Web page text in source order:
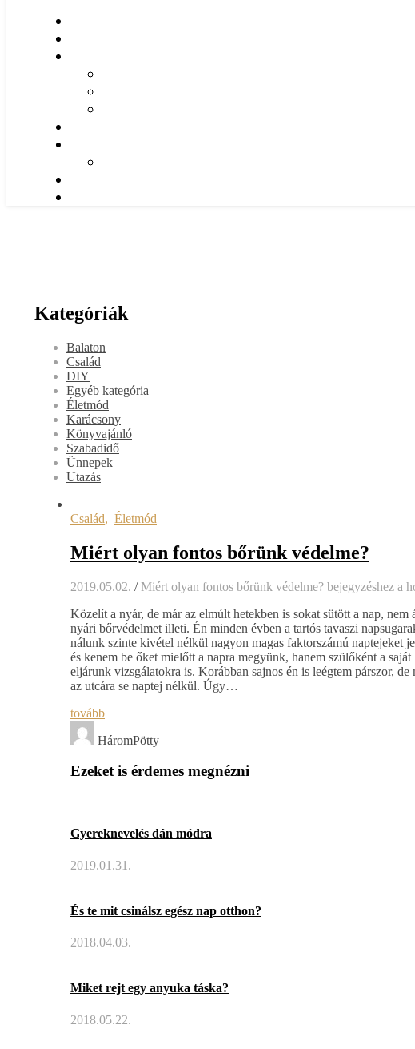
Kategóriák
Balaton
Család
DIY
Egyéb kategória
Életmód
Karácsony
Könyvajánló
Szabadidő
Ünnepek
Utazás
Család, Életmód
Miért olyan fontos bőrünk védelme?
2019.05.02. / Miért olyan fontos bőrünk védelme? bejegyzéshez a
Közelít a nyár, de már az elmúlt hetekben is sokat sütött a nap,
nyári bőrvédelmet illeti. Én minden évben a tartós tavaszi
nálunk szinte kivétel nélkül nagyon magas faktorszámú naptejeket
és kenem be őket mielőtt a napra megyünk, hanem szülőként a
eljárunk vizsgálatokra is. Korábban sajnos én is leégtem párszor,
az utcára se naptej nélkül. Úgy…
tovább
HáromPötty
Ezeket is érdemes megnézni
Gyereknevelés dán módra
2019.01.31.
És te mit csinálsz egész nap otthon?
2018.04.03.
Miket rejt egy anyuka táska?
2018.05.22.